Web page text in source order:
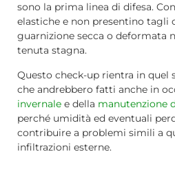
sono la prima linea di difesa.
elastiche e non presentino tagli
guarnizione secca o deformata
tenuta stagna.
Questo check-up rientra in quel
che andrebbero fatti anche in
invernale e della manutenzione
perché umidità ed eventuali
contribuire a problemi simili a
infiltrazioni esterne.